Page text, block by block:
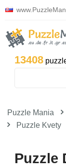
13408
Puzzle Mania
Puzzle Kvety
Puzzle